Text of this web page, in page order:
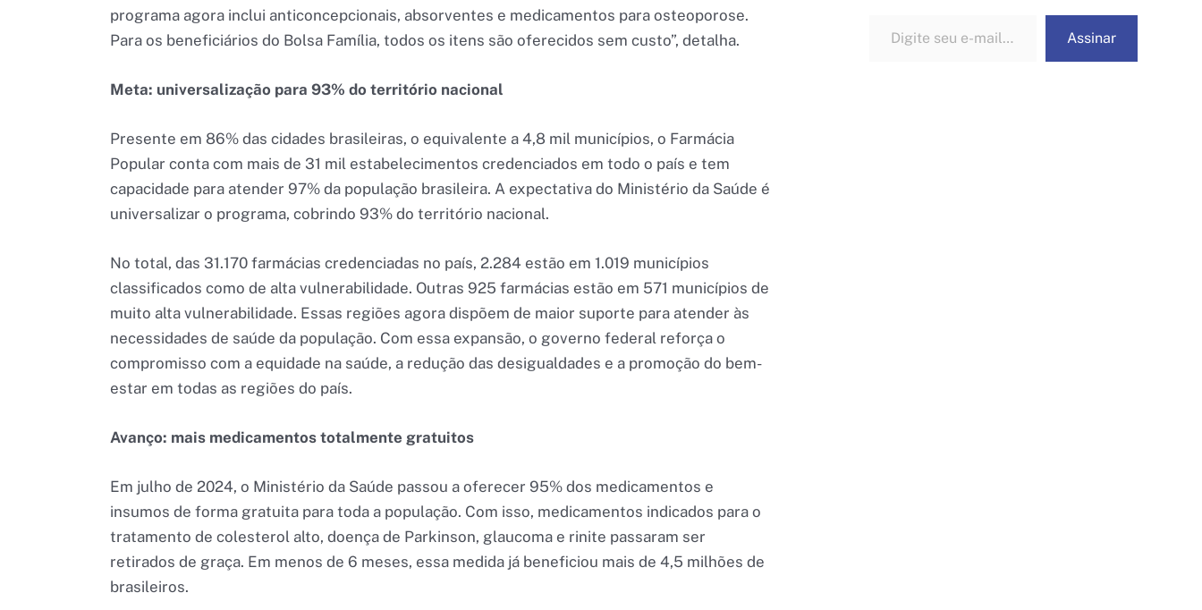
programa agora inclui anticoncepcionais, absorventes e medicamentos para osteoporose.
Para os beneficiários do Bolsa Família, todos os itens são oferecidos sem custo”, detalha.
Meta: universalização para 93% do território nacional
Presente em 86% das cidades brasileiras, o equivalente a 4,8 mil municípios, o Farmácia
Popular conta com mais de 31 mil estabelecimentos credenciados em todo o país e tem
capacidade para atender 97% da população brasileira. A expectativa do Ministério da Saúde é
universalizar o programa, cobrindo 93% do território nacional.
No total, das 31.170 farmácias credenciadas no país, 2.284 estão em 1.019 municípios
classificados como de alta vulnerabilidade. Outras 925 farmácias estão em 571 municípios de
muito alta vulnerabilidade. Essas regiões agora dispõem de maior suporte para atender às
necessidades de saúde da população. Com essa expansão, o governo federal reforça o
compromisso com a equidade na saúde, a redução das desigualdades e a promoção do bem-
estar em todas as regiões do país.
Avanço: mais medicamentos totalmente gratuitos
Em julho de 2024, o Ministério da Saúde passou a oferecer 95% dos medicamentos e
insumos de forma gratuita para toda a população. Com isso, medicamentos indicados para o
tratamento de colesterol alto, doença de Parkinson, glaucoma e rinite passaram ser
retirados de graça. Em menos de 6 meses, essa medida já beneficiou mais de 4,5 milhões de
brasileiros.
Assinar